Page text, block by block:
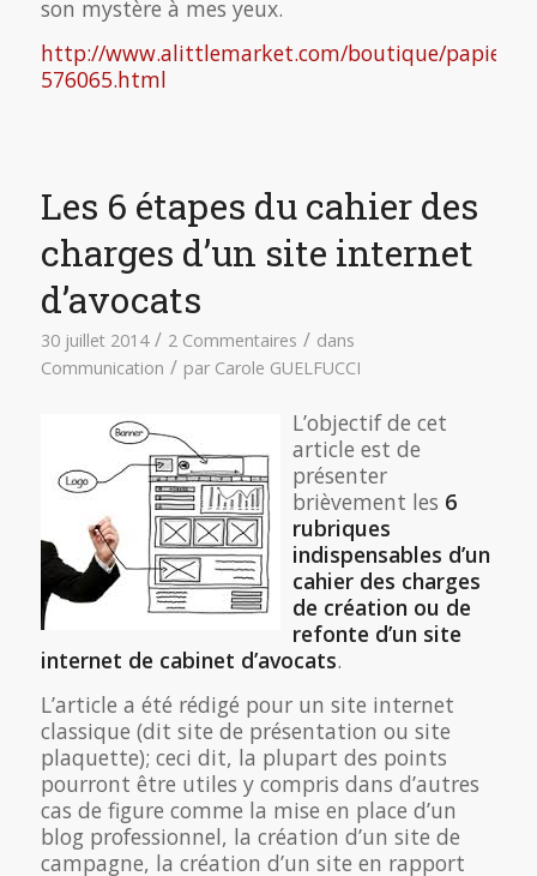
son mystère à mes yeux.
http://www.alittlemarket.com/boutique/
576065.html
Les 6 étapes du cahier des
charges d’un site internet
d’avocats
30 juillet 2014 / 2 Commentaires / dans
Communication / par Carole GUELFUCCI
L’objectif de cet
article est de
présenter
brièvement les 6
rubriques
indispensables d’un
cahier des charges
de création ou de
refonte d’un site
internet de cabinet d’avocats.
L’article a été rédigé pour un site internet
classique (dit site de présentation ou site
plaquette); ceci dit, la plupart des points
pourront être utiles y compris dans d’autres
cas de figure comme la mise en place d’un
blog professionnel, la création d’un site de
campagne, la création d’un site en rapport